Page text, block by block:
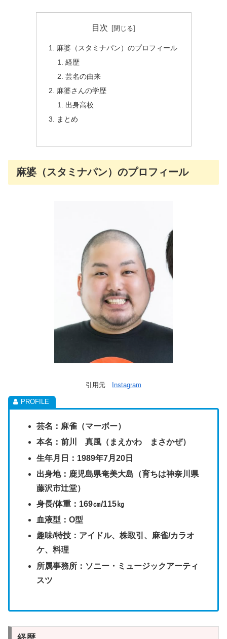
目次
麻婆（スタミナパン）のプロフィール
経歴
芸名の由来
麻婆さんの学歴
出身高校
まとめ
麻婆（スタミナパン）のプロフィール
引用元 Instagram
芸名：麻雀（マーボー）
本名：前川 真風（まえかわ まさかぜ）
生年月日：1989年7月20日
出身地：鹿児島県奄美大島（育ちは神奈川県
藤沢市辻堂）
身長/体重：169㎝/115㎏
血液型：O型
趣味/特技：アイドル、株取引、麻雀/カラオ
ケ、料理
所属事務所：ソニー・ミュージックアーティ
スツ